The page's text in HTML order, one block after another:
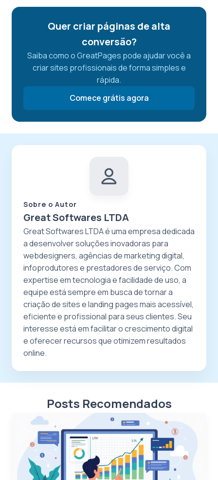
Quer criar páginas de alta
conversão?
Saiba como o GreatPages pode ajudar você a
criar sites profissionais de forma simples e
rápida.
Comece grátis agora
Sobre o Autor
Great Softwares LTDA
Great Softwares LTDA é uma empresa dedicada
a desenvolver soluções inovadoras para
webdesigners, agências de marketing digital,
infoprodutores e prestadores de serviço. Com
expertise em tecnologia e facilidade de uso, a
equipe está sempre em busca de tornar a
criação de sites e landing pages mais acessível,
eficiente e profissional para seus clientes. Seu
interesse está em facilitar o crescimento digital
e oferecer recursos que otimizem resultados
online.
Posts Recomendados